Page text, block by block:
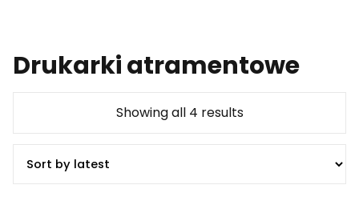
Drukarki atramentowe
Showing all 4 results